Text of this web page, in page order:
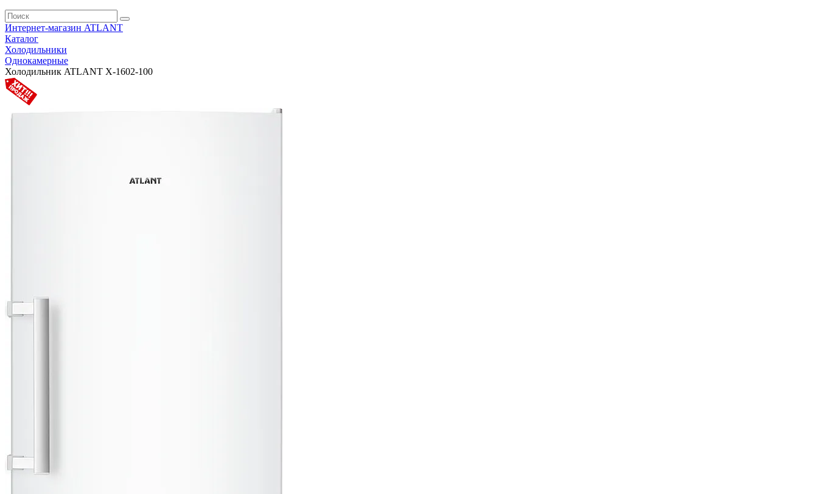
Интернет-магазин ATLANT
Каталог
Холодильники
Однокамерные
Холодильник ATLANT Х-1602-100